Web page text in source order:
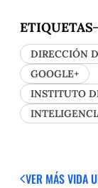
ETIQUETAS
DIRECCIÓN
GOOGLE+
INSTITUTO
VER MÁSVIDA